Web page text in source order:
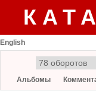
English
Альбомы